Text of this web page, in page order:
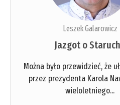
Leszek Galarowicz
Jazgot o
Można było przewidzieć, że
przez prezydenta Karola
wieloletniego...